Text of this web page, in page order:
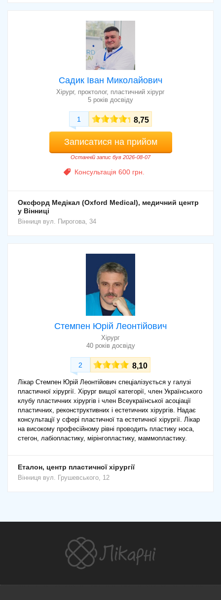
Садик Іван Миколайович
Хірург, проктолог, пластичний хірург
5 років досвіду
1 8,75
Записатися на прийом
Останній запис був 2026-08-07
Консультація 600 грн.
Оксфорд Медікал (Oxford Medical), медичний центр
у Вінниці
Вінниця вул. Пирогова, 34
Стемпен Юрій Леонтійович
Хірург
40 років досвіду
2 8,10
Лікар Стемпен Юрій Леонтійович спеціалізується у галузі
пластичної хірургії. Хірург вищої категорії, член Українського
клубу пластичних хірургів і член Всеукраїнської асоціації
пластичних, реконструктивних і естетичних хірургів. Надає
консультації у сфері пластичної та естетичної хірургії. Лікар
на високому професійному рівні проводить пластику носа,
стегон, лабіопластику, мірінгопластику, маммопластику.
Еталон, центр пластичної хірургії
Вінниця вул. Грушевського, 12